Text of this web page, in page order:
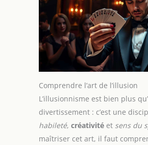
Comprendre l’art de l’illusion
L’illusionnisme est bien plus
divertissement : c’est une
habileté, créativité et sens du
maîtriser cet art, il faut